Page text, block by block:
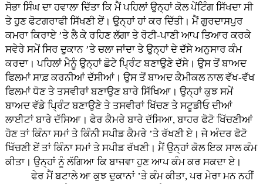
ਸੋਭਾ ਸਿੰਘ ਦਾ ਹਵਾਲਾ ਦਿੱਤਾ ਕਿ ਮੈਂ ਪਹਿਲਾਂ ਉਨ੍ਹਾਂ ਕੋਲ ਪੇਂਟਿੰਗ ਸਿੱਖਦਾ ਸੀ
ਤੇ ਹੁਣ ਫੋਟਗਰਾਫੀ ਸਿੱਖਣੀ ਏਂ। ਉਨ੍ਹਾਂ ਹਾਂ ਕਰ ਦਿੱਤੀ। ਮੈਂ ਗੁਰਦਾਸਪੁਰ
ਕਮਰਾ ਕਿਰਾਏ ’ਤੇ ਲੈ ਕੇ ਰਹਿਣ ਲੱਗਾ ਤੇ ਰੋਟੀ-ਪਾਣੀ ਆਪ ਤਿਆਰ ਕਰਕੇ
ਸਵੇਰੇ ਸਮੇਂ ਸਿਰ ਦੁਕਾਨ ’ਤੇ ਚਲਾ ਜਾਂਦਾ ਤੇ ਉਨ੍ਹਾਂ ਦੇ ਦੱਸੇ ਅਨੁਸਾਰ ਕੰਮ
ਕਰਦਾ। ਪਹਿਲਾਂ ਮੈਨੂੰ ਉਨ੍ਹਾਂ ਛੋਟੇ ਪ੍ਰਿੰਟ ਬਣਾਉਣੇ ਦੱਸੇ। ਉਸ ਤੋਂ ਬਾਅਦ
ਫਿਲਮਾਂ ਸਾਫ਼ ਕਰਨੀਆਂ ਦੱਸੀਆਂ। ਉਸ ਤੋਂ ਬਾਅਦ ਕੈਮੀਕਲ ਨਾਲ ਵੱਖ-ਵੱਖ
ਫਿਲਮਾਂ ਧੋਣ ਤੇ ਤਸਵੀਰਾਂ ਬਣਾਉਣ ਬਾਰੇ ਸਿੱਖਿਆ। ਉਨ੍ਹਾਂ ਕੁਝ ਸਮੇਂ
ਬਾਅਦ ਵੱਡੇ ਪ੍ਰਿੰਟ ਬਣਾਉਣੇ ਤੇ ਤਸਵੀਰਾਂ ਖਿੱਚਣ ਤੇ ਸਟੂਡੀਓ ਦੀਆਂ
ਲਾਈਟਾਂ ਬਾਰੇ ਦੱਸਿਆ। ਫੇਰ ਕੈਮਰੇ ਬਾਰੇ ਦੱਸਿਆ, ਬਾਹਰ ਫੋਟੋ ਖਿੱਚਣੀਆਂ
ਹੋਣ ਤਾਂ ਕਿੰਨਾ ਸਮਾਂ ਤੇ ਕਿੰਨੀ ਸਪੀਡ ਕੈਮਰੇ ’ਤੇ ਰੱਖਣੀ ਏ। ਜੇ ਅੰਦਰ ਫੋਟੋ
ਖਿੱਚਣੀ ਏਂ ਤਾਂ ਕਿੰਨਾ ਸਮਾਂ ਤੇ ਸਪੀਡ ਰੱਖਣੀ। ਮੈਂ ਉਨ੍ਹਾਂ ਕੋਲ ਇਕ ਸਾਲ ਕੰਮ
ਕੀਤਾ। ਉਨ੍ਹਾਂ ਨੂੰ ਲੱਗਿਆ ਕਿ ਬਾਜਵਾ ਹੁਣ ਆਪ ਕੰਮ ਕਰ ਸਕਦਾ ਏ।
ਫੇਰ ਮੈਂ ਬਟਾਲੇ ਆ ਕੁਝ ਦੁਕਾਨਾਂ ’ਤੇ ਕੰਮ ਕੀਤਾ, ਪਰ ਮੇਰਾ ਮਨ ਨਹੀਂ